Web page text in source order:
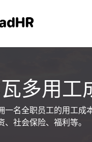
多用工
一名全职员工的用工成
、社会保险、福利等。